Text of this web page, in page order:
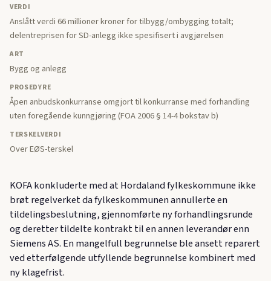
VERDI
Anslått verdi 66 millioner kroner for tilbygg/ombygging totalt;
delentreprisen for SD-anlegg ikke spesifisert i avgjørelsen
ART
Bygg og anlegg
PROSEDYRE
Åpen anbudskonkurranse omgjort til konkurranse med forhandling
uten foregående kunngjøring (FOA 2006 § 14-4 bokstav b)
TERSKELVERDI
Over EØS-terskel
KOFA konkluderte med at Hordaland fylkeskommune ikke
brøt regelverket da fylkeskommunen annullerte en
tildelingsbeslutning, gjennomførte ny forhandlingsrunde
og deretter tildelte kontrakt til en annen leverandør enn
Siemens AS. En mangelfull begrunnelse ble ansett reparert
ved etterfølgende utfyllende begrunnelse kombinert med
ny klagefrist.